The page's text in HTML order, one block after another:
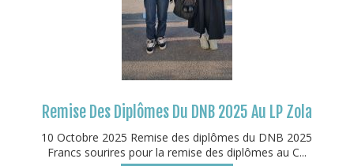
Remise Des Diplômes Du DNB 2025 Au LP Zola
10 Octobre 2025 Remise des diplômes du DNB 2025
Francs sourires pour la remise des diplômes au C...